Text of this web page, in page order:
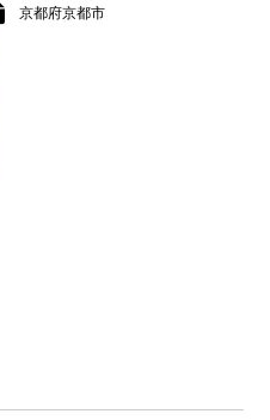
京都府京都市